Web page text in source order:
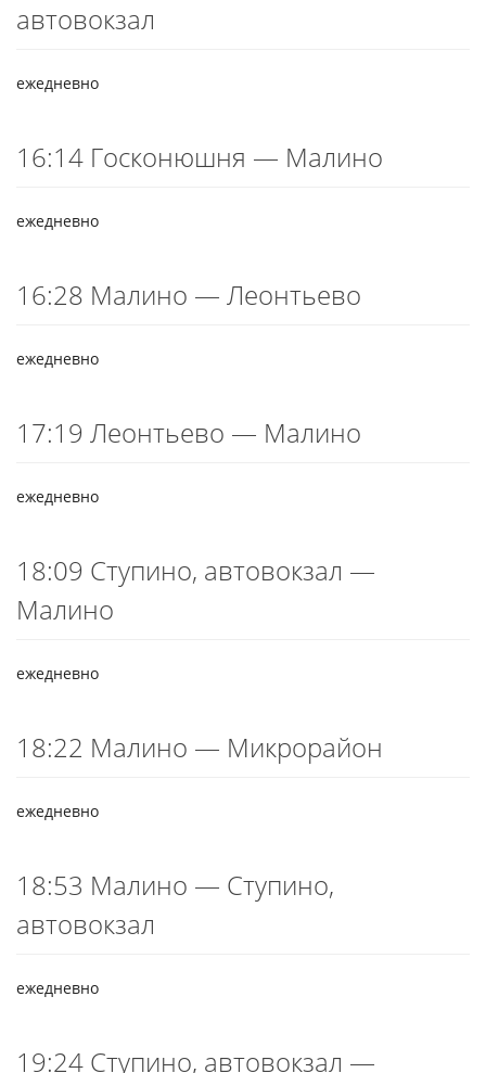
автовокзал
ежедневно
16:14 Госконюшня — Малино
ежедневно
16:28 Малино — Леонтьево
ежедневно
17:19 Леонтьево — Малино
ежедневно
18:09 Ступино, автовокзал —
Малино
ежедневно
18:22 Малино — Микрорайон
ежедневно
18:53 Малино — Ступино,
автовокзал
ежедневно
19:24 Ступино, автовокзал —